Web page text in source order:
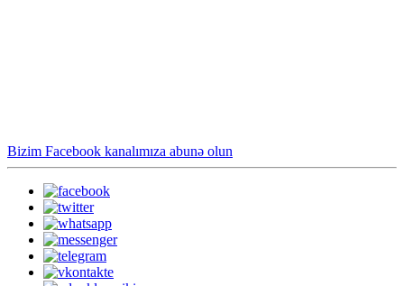
Bizim Facebook kanalımıza abunə olun